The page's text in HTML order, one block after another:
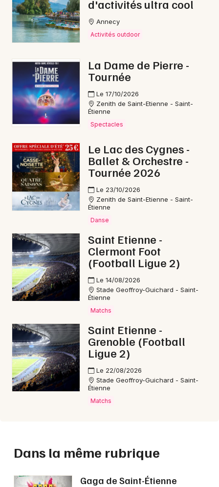
d'activités ultra cool
Annecy
Activités outdoor
La Dame de Pierre -
Tournée
Le 17/10/2026
Zenith de Saint-Etienne - Saint-
Étienne
Spectacles
Le Lac des Cygnes -
Ballet & Orchestre -
Tournée 2026
Le 23/10/2026
Zenith de Saint-Etienne - Saint-
Étienne
Danse
Saint Etienne -
Clermont Foot
(Football Ligue 2)
Le 14/08/2026
Stade Geoffroy-Guichard - Saint-
Étienne
Matchs
Saint Etienne -
Grenoble (Football
Ligue 2)
Le 22/08/2026
Stade Geoffroy-Guichard - Saint-
Étienne
Matchs
Dans la même rubrique
Gaga de Saint-Étienne